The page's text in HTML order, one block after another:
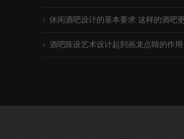
休闲酒吧设计的基本要求 这样的酒吧
酒吧陈设艺术设计起到画龙点睛的作用